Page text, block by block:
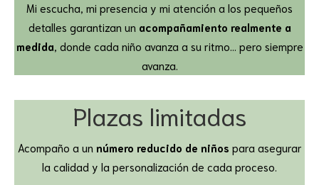
Mi escucha, mi presencia y mi atención a los pequeños
detalles garantizan un acompañamiento realmente a
medida, donde cada niño avanza a su ritmo… pero siempre
avanza.
Plazas limitadas
Acompaño a un número reducido de niños para asegurar
la calidad y la personalización de cada proceso.